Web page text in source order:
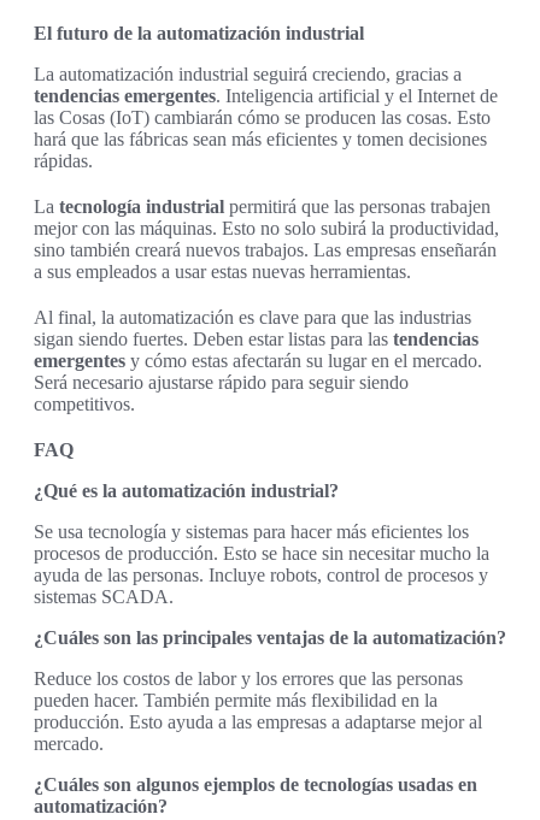
El futuro de la automatización industrial
La automatización industrial seguirá creciendo, gracias a
tendencias emergentes. Inteligencia artificial y el Internet de
las Cosas (IoT) cambiarán cómo se producen las cosas. Esto
hará que las fábricas sean más eficientes y tomen decisiones
rápidas.
La tecnología industrial permitirá que las personas trabajen
mejor con las máquinas. Esto no solo subirá la productividad,
sino también creará nuevos trabajos. Las empresas enseñarán
a sus empleados a usar estas nuevas herramientas.
Al final, la automatización es clave para que las industrias
sigan siendo fuertes. Deben estar listas para las tendencias
emergentes y cómo estas afectarán su lugar en el mercado.
Será necesario ajustarse rápido para seguir siendo
competitivos.
FAQ
¿Qué es la automatización industrial?
Se usa tecnología y sistemas para hacer más eficientes los
procesos de producción. Esto se hace sin necesitar mucho la
ayuda de las personas. Incluye robots, control de procesos y
sistemas SCADA.
¿Cuáles son las principales ventajas de la automatización?
Reduce los costos de labor y los errores que las personas
pueden hacer. También permite más flexibilidad en la
producción. Esto ayuda a las empresas a adaptarse mejor al
mercado.
¿Cuáles son algunos ejemplos de tecnologías usadas en
automatización?